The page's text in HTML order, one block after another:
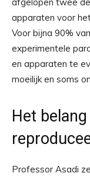
afgelopen twee
apparaten voor
Voor bijna 90%
experimentele
en apparaten te
moeilijk en soms
Het
Professor Asadi